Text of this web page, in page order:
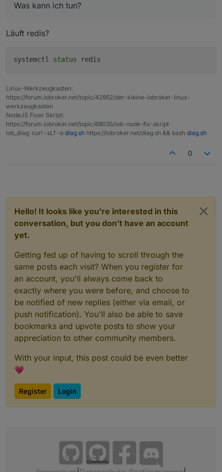
at TCP.<anonymous> (node:net:350:12)
at tryCatcher (/opt/iobroker/
at /opt/iobroker/node_modules/standard-
Was kann ich tun?
Läuft redis?
systemctl status
Linux-Werkzeugkasten:
https://forum.iobroker.net/topic/42952/der-kleine-iobroker-linux-
werkzeugkasten
NodeJS Fixer Skript:
https://forum.iobroker.net/topic/68035/iob-node-fix-skript
iob_diag: curl -sLf -o diag.sh https://iobroker.net/diag.sh && bash diag.sh
0
Hello! It looks like you're interested in this
conversation, but you don't have an account
yet.
Getting fed up of having to scroll through the
same posts each visit? When you register for
an account, you'll always come back to
exactly where you were before, and choose to
be notified of new replies (either via email, or
push notification). You'll also be able to save
bookmarks and upvote posts to show your
appreciation to other community members.
With your input, this post could be even better
💗
Register Login
Community